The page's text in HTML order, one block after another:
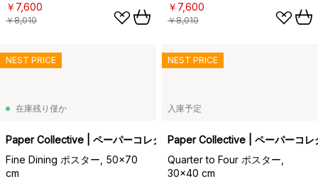
￥7,600
￥8,010
￥7,600
￥8,010
在庫残り僅か
Paper Collective | ペーパーコレクティブ
Fine Dining ポスター, 50x70
cm
NEST PRICE
入庫予定
Paper Collective | ペーパーコレ
Quarter to Four ポスター,
30x40 cm
NEST PRICE